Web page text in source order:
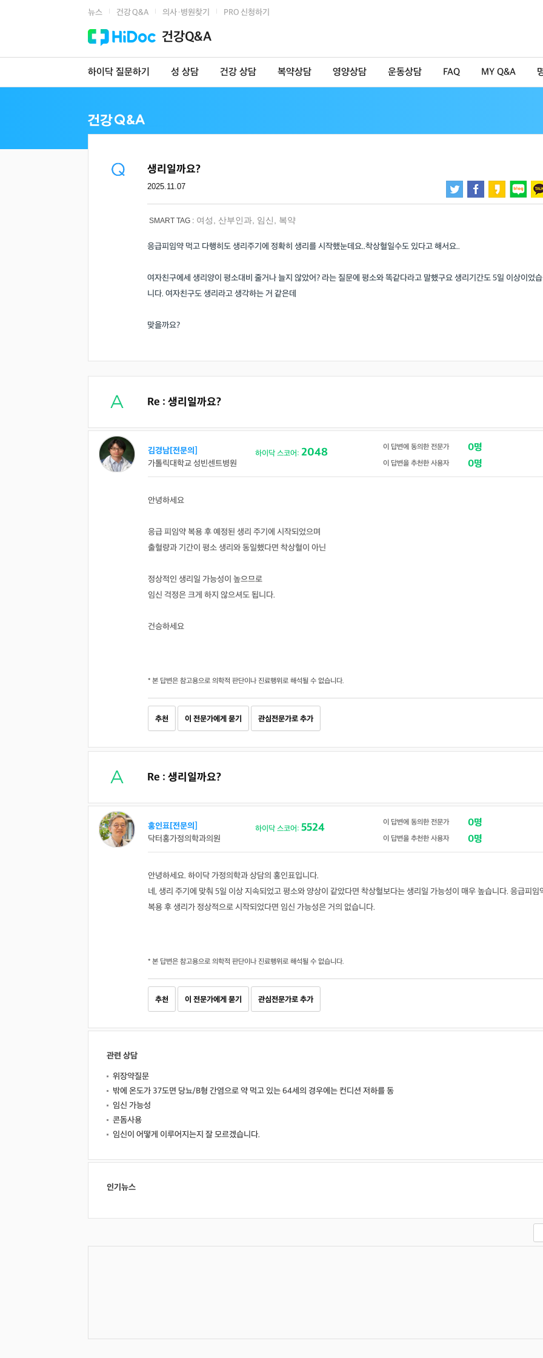
뉴스 건강 Q&A 의사·병원찾기 PRO 신청하기
건강Q&A
하이닥 질문하기 성 상담 건강 상담 복약상담 영양상담 운동상담 FAQ MY Q&A
생리일까요?
2025.11.07
SMART TAG : 여성 산부인과 임신 복약
응급피임약 먹고 다행히도 생리주기에 정확히 생리를 시작했눈데요..착상혈일수도 있다고 해서요..
여자친구에세 생리양이 평소대비 줄거나 늘지 않았어? 라는 질문에 평소와 똑같다라고 말했구요 생리기간도 5일 이상이었습
니다. 여자친구도 생리라고 생각하는 거 같은데
맞을까요?
Re : 생리일까요?
김경남[전문의]
가톨릭대학교 성빈센트병원
하이닥 스코어: 2048 이 답변에 동의한 전문가 0명
이 답변을 추천한 사용자 0명
안녕하세요
응급 피임약 복용 후 예정된 생리 주기에 시작되었으며
출혈량과 기간이 평소 생리와 동일했다면 착상혈이 아닌
정상적인 생리일 가능성이 높으므로
임신 걱정은 크게 하지 않으셔도 됩니다.
건승하세요
* 본 답변은 참고용으로 의학적 판단이나 진료행위로 해석될 수 없습니다.
추천 이 전문가에게 묻기 관심전문가로 추가
Re : 생리일까요?
홍인표[전문의]
닥터홍가정의학과의원
하이닥 스코어: 5524 이 답변에 동의한 전문가 0명
이 답변을 추천한 사용자 0명
안녕하세요. 하이닥 가정의학과 상담의 홍인표입니다.
네, 생리 주기에 맞춰 5일 이상 지속되었고 평소와 양상이 같았다면 착상혈보다는 생리일 가능성이 매우 높습니다. 응급피임
복용 후 생리가 정상적으로 시작되었다면 임신 가능성은 거의 없습니다.
* 본 답변은 참고용으로 의학적 판단이나 진료행위로 해석될 수 없습니다.
추천 이 전문가에게 묻기 관심전문가로 추가
관련 상담
위장약질문
밖에 온도가 37도면 당뇨/B형 간염으로 약 먹고 있는 64세의 경우에는 컨디션 저하를 동
임신 가능성
콘돔사용
임신이 어떻게 이루어지는지 잘 모르겠습니다.
인기뉴스